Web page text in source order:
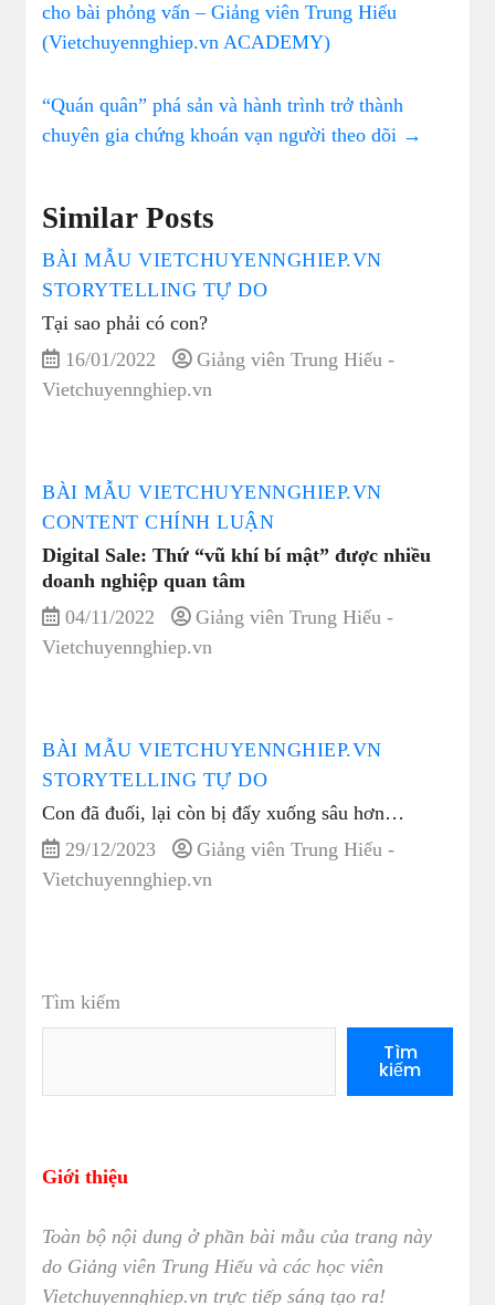
cho bài phỏng vấn – Giảng viên Trung Hiếu
(Vietchuyennghiep.vn ACADEMY)
“Quán quân” phá sản và hành trình trở thành
chuyên gia chứng khoán vạn người theo dõi →
Similar Posts
BÀI MẪU VIETCHUYENNGHIEP.VN
STORYTELLING TỰ DO
Tại sao phải có con?
16/01/2022
Giảng viên Trung Hiếu -
Vietchuyennghiep.vn
BÀI MẪU VIETCHUYENNGHIEP.VN
CONTENT CHÍNH LUẬN
Digital Sale: Thứ “vũ khí bí mật” được nhiều
doanh nghiệp quan tâm
04/11/2022
Giảng viên Trung Hiếu -
Vietchuyennghiep.vn
BÀI MẪU VIETCHUYENNGHIEP.VN
STORYTELLING TỰ DO
Con đã đuối, lại còn bị đẩy xuống sâu hơn…
29/12/2023
Giảng viên Trung Hiếu -
Vietchuyennghiep.vn
Tìm kiếm
Tìm
kiếm
Giới thiệu
Toàn bộ nội dung ở phần bài mẫu của trang này
do Giảng viên Trung Hiếu và các học viên
Vietchuyennghiep.vn trực tiếp sáng tạo ra!